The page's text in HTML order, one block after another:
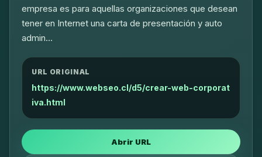
empresa es para aquellas organizaciones que desean
tener en Internet una carta de presentación y auto
admin…
URL ORIGINAL
https://www.webseo.cl/d5/crear-web-corporat
iva.html
Abrir URL